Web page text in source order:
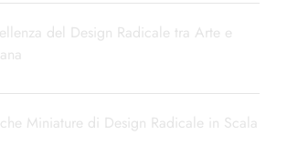
del Design Radicale tra Arte e
Miniature di Design Radicale in Scala